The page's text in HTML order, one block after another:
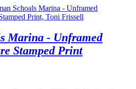
Marina - Unframed
Stamped Print